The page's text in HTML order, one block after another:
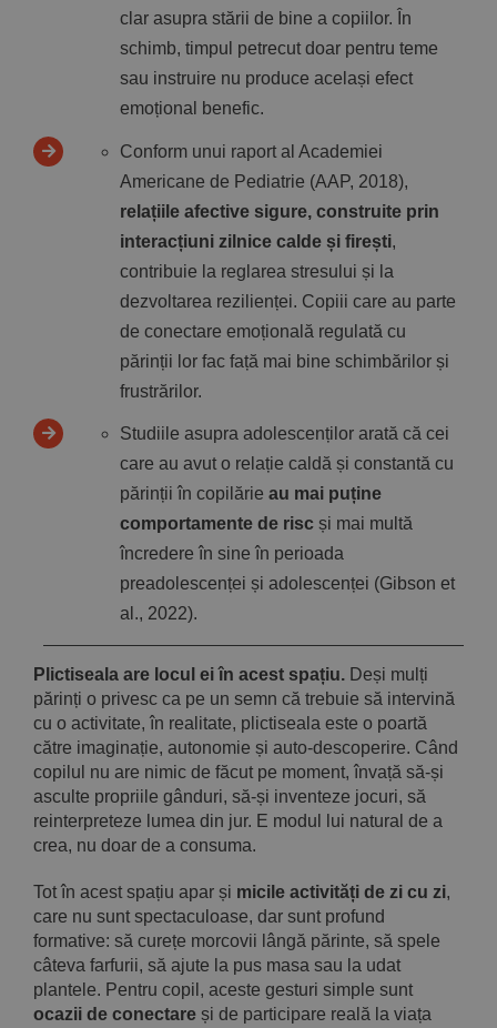
clar asupra stării de bine a copiilor. În
schimb, timpul petrecut doar pentru teme
sau instruire nu produce același efect
emoțional benefic.
Conform unui raport al Academiei
Americane de Pediatrie (AAP, 2018),
relațiile afective sigure, construite prin
interacțiuni zilnice calde și firești,
contribuie la reglarea stresului și la
dezvoltarea rezilienței. Copiii care au parte
de conectare emoțională regulată cu
părinții lor fac față mai bine schimbărilor și
frustrărilor.
Studiile asupra adolescenților arată că cei
care au avut o relație caldă și constantă cu
părinții în copilărieau mai puține
comportamente de risc și mai multă
încredere în sine în perioada
preadolescenței și adolescenței (Gibson et
al., 2022).
Plictiseala are locul ei în acest spațiu.Deși mulți
părinți o privesc ca pe un semn că trebuie să intervină
cu o activitate, în realitate, plictiseala este o poartă
către imaginație, autonomie și auto-descoperire. Când
copilul nu are nimic de făcut pe moment, învață să-și
asculte propriile gânduri, să-și inventeze jocuri, să
reinterpreteze lumea din jur. E modul lui natural de a
crea, nu doar de a consuma.
Tot în acest spațiu apar și micile activități de zi cu zi,
care nu sunt spectaculoase, dar sunt profund
formative: să curețe morcovii lângă părinte, să spele
câteva farfurii, să ajute la pus masa sau la udat
plantele. Pentru copil, aceste gesturi simple sunt
ocazii de conectareși de participare reală la viața